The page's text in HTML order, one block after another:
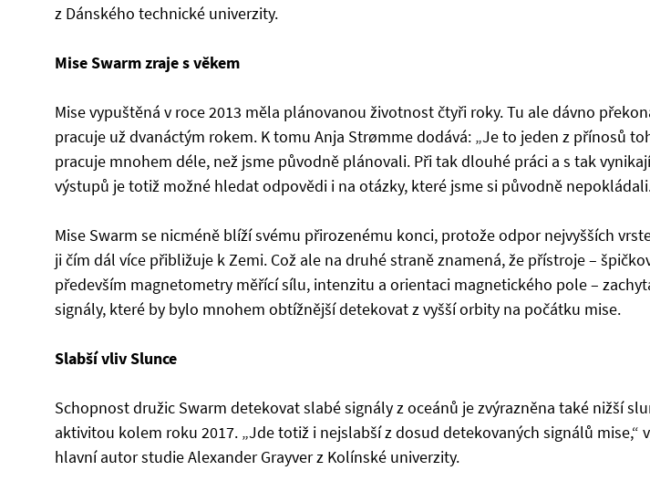
z Dánského technické univerzity.
Mise Swarm zraje s věkem
Mise vypuštěná v roce 2013 měla plánovanou životnost čtyři roky. Tu ale dávno
pracuje už dvanáctým rokem. K tomu Anja Strømme dodává: „Je to jeden z přínosů
pracuje mnohem déle, než jsme původně plánovali. Při tak dlouhé práci a s tak
výstupů je totiž možné hledat odpovědi i na otázky, které jsme si původně
Mise Swarm se nicméně blíží svému přirozenému konci, protože odpor nejvyšších
ji čím dál více přibližuje k Zemi. Což ale na druhé straně znamená, že přístroje –
především magnetometry měřící sílu, intenzitu a orientaci magnetického pole –
signály, které by bylo mnohem obtížnější detekovat z vyšší orbity na počátku mise.
Slabší vliv Slunce
Schopnost družic Swarm detekovat slabé signály z oceánů je zvýrazněna také nižší
aktivitou kolem roku 2017. „Jde totiž i nejslabší z dosud detekovaných signálů mise,“
hlavní autor studie Alexander Grayver z Kolínské univerzity.